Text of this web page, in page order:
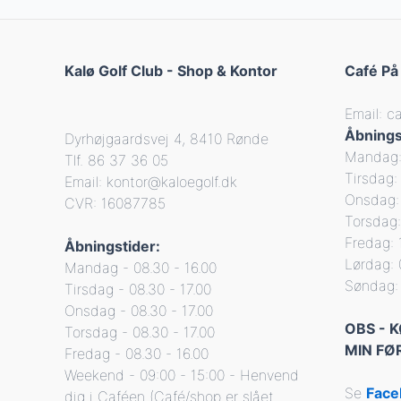
Kalø Golf Club - Shop & Kontor
Dyrhøjgaardsvej 4, 8410 Rønde
Tlf. 86 37 36 05
Email: kontor@kaloegolf.dk
CVR: 16087785
Åbningstider:
Mandag - 08.30 - 16.00
Tirsdag - 08.30 - 17.00
Onsdag - 08.30 - 17.00
Torsdag - 08.30 - 17.00
Fredag - 08.30 - 16.00
Weekend - 09:00 - 15:00 - Henvend
dig i Caféen (Café/shop er slået
Café
Email:
Tirsdag:
Onsdag:
Fredag:
Lørdag:
Søndag:
OBS -
MIN
Se